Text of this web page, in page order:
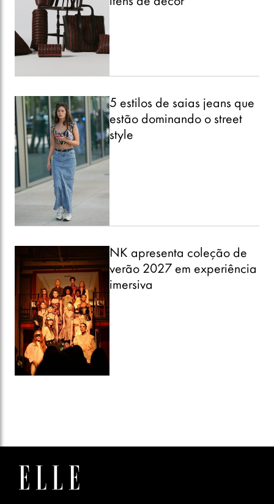
5 estilos de saias jeans que
estão dominando o street
style
NK apresenta coleção de
verão 2027 em experiência
imersiva